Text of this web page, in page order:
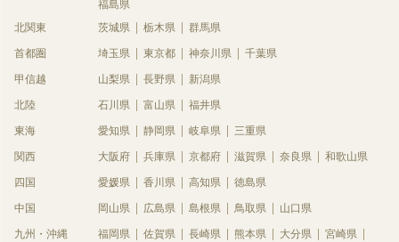
福島県
北関東
茨城県 栃木県 群馬県
首都圏 埼玉県 東京都 神奈川県 千葉県
甲信越 山梨県 長野県 新潟県
北陸 石川県 富山県 福井県
東海 愛知県 静岡県 岐阜県 三重県
関西 大阪府 兵庫県 京都府 滋賀県 奈良県 和歌山県
四国 愛媛県 香川県 高知県 徳島県
中国 岡山県 広島県 島根県 鳥取県 山口県
九州・沖縄 福岡県 佐賀県 長崎県 熊本県 大分県
宮崎県